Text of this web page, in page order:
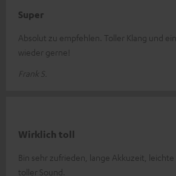
Super
Absolut zu empfehlen. Toller Klang und
wieder gerne!
Frank S.
Wirklich toll
Bin sehr zufrieden, lange Akkuzeit,
toller Sound.